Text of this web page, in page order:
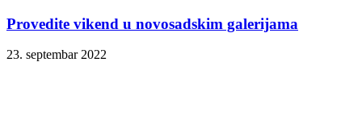
Provedite vikend u novosadskim galerijama
23. septembar 2022